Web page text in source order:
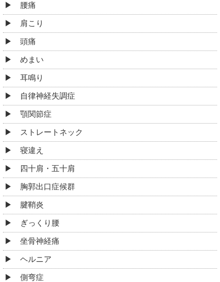
腰痛
肩こり
頭痛
めまい
耳鳴り
自律神経失調症
顎関節症
ストレートネック
寝違え
四十肩・五十肩
胸郭出口症候群
腱鞘炎
ぎっくり腰
坐骨神経痛
ヘルニア
側弯症